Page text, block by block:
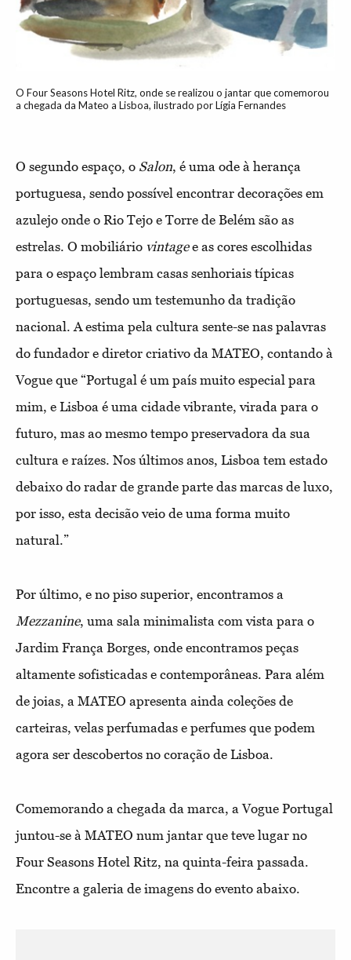
O Four Seasons Hotel Ritz, onde se realizou o jantar que comemorou
a chegada da Mateo a Lisboa, ilustrado por Lígia Fernandes
O segundo espaço, o Salon, é uma ode à herança
portuguesa, sendo possível encontrar decorações em
azulejo onde o Rio Tejo e Torre de Belém são as
estrelas. O mobiliário vintagee as cores escolhidas
para o espaço lembram casas senhoriais típicas
portuguesas, sendo um testemunho da tradição
nacional. A estima pela cultura sente-se nas palavras
do fundador e diretor criativo da MATEO, contando à
Vogue que “Portugal é um país muito especial para
mim, e Lisboa é uma cidade vibrante, virada para o
futuro, mas ao mesmo tempo preservadora da sua
cultura e raízes. Nos últimos anos, Lisboa tem estado
debaixo do radar de grande parte das marcas de luxo,
por isso, esta decisão veio de uma forma muito
natural.”
Por último, e no piso superior, encontramos a
Mezzanine, uma sala minimalista com vista para o
Jardim França Borges, onde encontramos peças
altamente sofisticadas e contemporâneas. Para além
de joias, a MATEO apresenta ainda coleções de
carteiras, velas perfumadas e perfumes que podem
agora ser descobertos no coração de Lisboa.
Comemorando a chegada da marca, a Vogue Portugal
juntou-se à MATEO num jantar que teve lugar no
Four Seasons Hotel Ritz, na quinta-feira passada.
Encontre a galeria de imagens do evento abaixo.